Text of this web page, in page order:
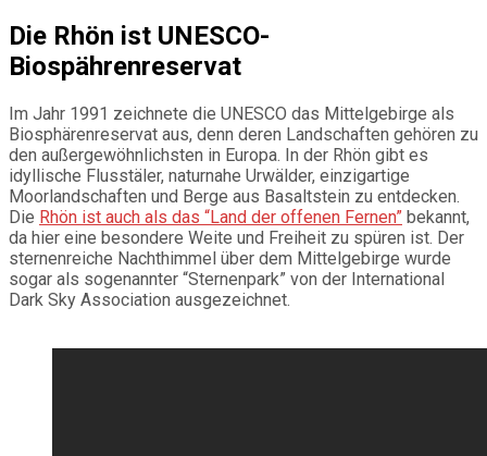
Die Rhön ist UNESCO-
Biospährenreservat
Im Jahr 1991 zeichnete die UNESCO das Mittelgebirge als
Biosphärenreservat aus, denn deren Landschaften gehören zu
den außergewöhnlichsten in Europa. In der Rhön gibt es
idyllische Flusstäler, naturnahe Urwälder, einzigartige
Moorlandschaften und Berge aus Basaltstein zu entdecken.
Die Rhön ist auch als das “Land der offenen Fernen” bekannt,
da hier eine besondere Weite und Freiheit zu spüren ist. Der
sternenreiche Nachthimmel über dem Mittelgebirge wurde
sogar als sogenannter “Sternenpark” von der International
Dark Sky Association ausgezeichnet.